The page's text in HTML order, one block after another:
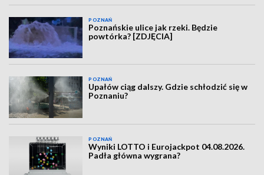
POZNAŃ
Poznańskie ulice jak rzeki. Będzie
powtórka? [ZDJĘCIA]
POZNAŃ
Upałów ciąg dalszy. Gdzie schłodzić się w
Poznaniu?
POZNAŃ
Wyniki LOTTO i Eurojackpot 04.08.2026.
Padła główna wygrana?